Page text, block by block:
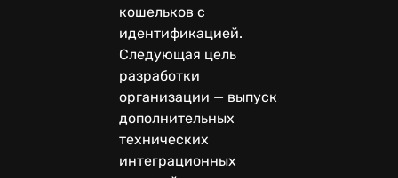
кошельков с
идентификацией.
Следующая цель
разработки
организации — выпуск
дополнительных
технических
интеграционных